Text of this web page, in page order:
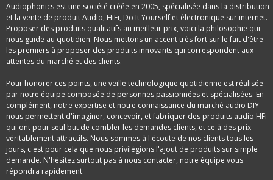
Audiophonics est une société créée en 2005, spécialisée dans la distribution
et la vente de produit Audio, HiFi, Do It Yourself et électronique sur internet.
Proposer des produits qualitatifs au meilleur prix, voici la philosophie qui
nous guide au quotidien. Nous mettons un accent très fort sur le fait d'être
les premiers à proposer des produits innovants qui correspondent aux
attentes du marché et des clients.
Pour honorer ces points, une veille technologique quotidienne est réalisée
par notre équipe composée de personnes passionnées et spécialisées. En
complément, notre expertise et notre connaissance du marché audio DIY
nous permettent d'imaginer, concevoir, et fabriquer des produits audio HFi
qui ont pour seul but de combler les demandes clients, et ce à des prix
véritablement attractifs. Nous sommes à l'écoute de nos clients tous les
jours, c'est pour cela que nous privilégions l'ajout de produits sur simple
demande. N'hésitez surtout pas à nous contacter, notre équipe vous
répondra rapidement.